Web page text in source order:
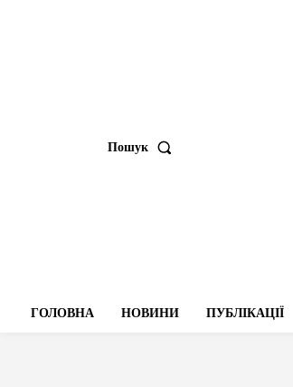
Пошук
ГОЛОВНА НОВИНИ ПУБЛІКАЦІЇ